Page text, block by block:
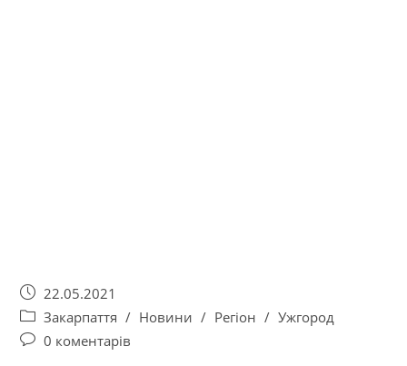
22.05.2021
Закарпаття / Новини / Регіон / Ужгород
0 коментарів